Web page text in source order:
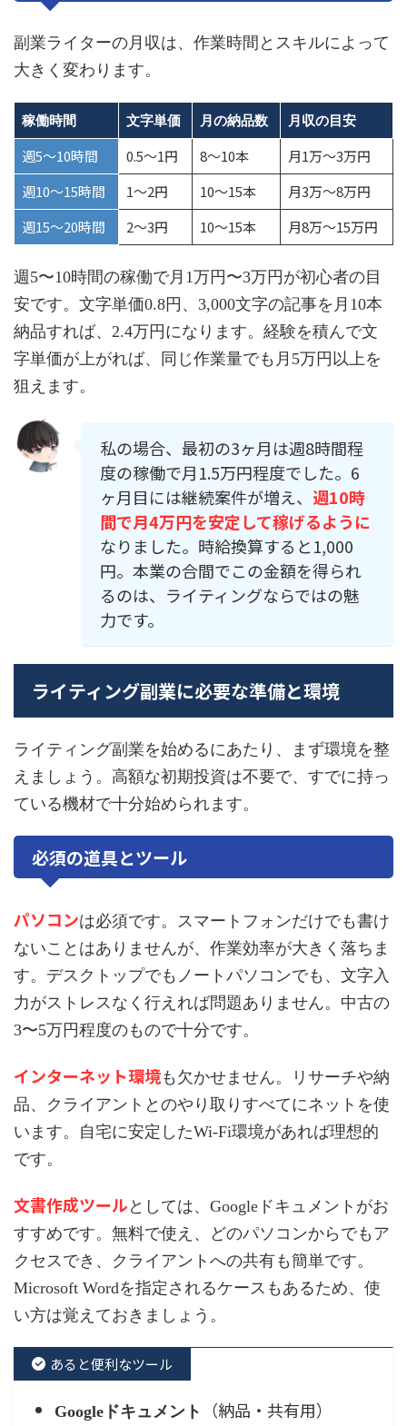
副業ライターの月収は、作業時間とスキルによって
大きく変わります。
稼働時間 文字単価 月の納品数 月収の目安
週5〜10時間 0.5〜1円 8〜10本
月1万〜3万円
週10〜15時間
1〜2円 10〜15本
月3万〜8万円
週15〜20時間
2〜3円 10〜15本 月8万〜15万円
週5〜10時間の稼働で月1万円〜3万円が初心者の目
安です。文字単価0.8円、3,000文字の記事を月10本
納品すれば、2.4万円になります。経験を積んで文
字単価が上がれば、同じ作業量でも月5万円以上を
狙えます。
私の場合、最初の3ヶ月は週8時間程
度の稼働で月1.5万円程度でした。6
ヶ月目には継続案件が増え、 週10時
間で月4万円を安定して稼げるように
なりました。時給換算すると1,000
円。本業の合間でこの金額を得られ
るのは、ライティングならではの魅
力です。
ライティング副業に必要な準備と環境
ライティング副業を始めるにあたり、まず環境を整
えましょう。高額な初期投資は不要で、すでに持っ
ている機材で十分始められます。
必須の道具とツール
パソコンは必須です。スマートフォンだけでも書け
ないことはありませんが、作業効率が大きく落ちま
す。デスクトップでもノートパソコンでも、文字入
力がストレスなく行えれば問題ありません。中古の
3〜5万円程度のもので十分です。
インターネット環境も欠かせません。リサーチや納
品、クライアントとのやり取りすべてにネットを使
います。自宅に安定したWi-Fi環境があれば理想的
です。
文書作成ツール としては、Googleドキュメントがお
すすめです。無料で使え、どのパソコンからでもア
クセスでき、クライアントへの共有も簡単です。
Microsoft Wordを指定されるケースもあるため、使
い方は覚えておきましょう。
あると便利なツール
Googleドキュメント （納品・共有用）